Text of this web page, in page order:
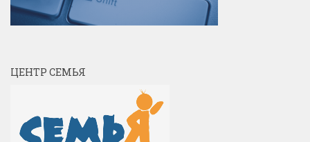
ЦЕНТР СЕМЬЯ